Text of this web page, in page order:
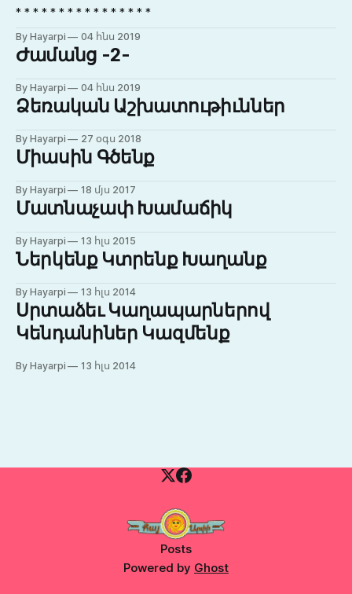
* * * * * * * * * * * * * * * *
By Hayarpi 04 հնս 2019
Ժամանց -2-
By Hayarpi 04 հնս 2019
Ձեռական Աշխատութիւններ
By Hayarpi 27 օգս 2018
Միասին Գծենք
By Hayarpi 18 մյս 2017
Մատնաչափ Խամաճիկ
By Hayarpi 13 հլս 2015
Ներկենք Կտրենք Խաղանք
By Hayarpi 13 հլս 2014
Սրտաձեւ Կաղապարներով
Կենդանիներ Կազմենք
By Hayarpi 13 հլս 2014
Posts
Powered by Ghost